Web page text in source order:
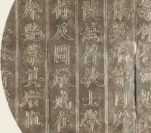
媽
閣
寺
廟
巴
士